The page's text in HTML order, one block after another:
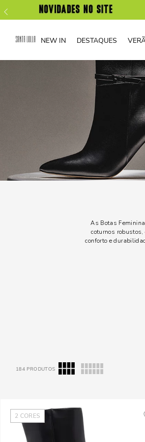
NEW IN DESTAQUES
As Botas
coturnos
conforto e
184 PRODUTOS
2 CORES